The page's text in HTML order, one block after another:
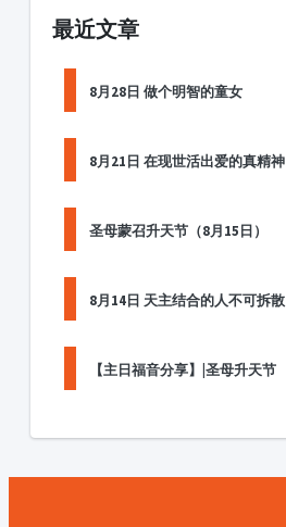
最近文章
8月28日 做个明智的童女
8月21日 在现世活出爱的真精神
圣母蒙召升天节（8月15日）
8月14日 天主结合的人不可拆散
【主日福音分享】|圣母升天节